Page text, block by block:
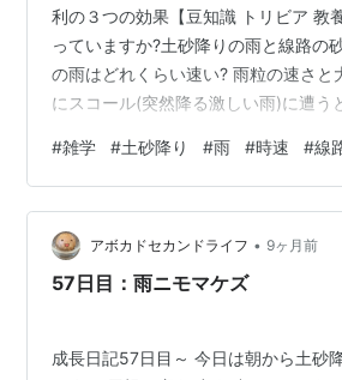
利の３つの効果【豆知識 トリビア 教
っていますか?土砂降りの雨と線路の
の雨はどれくらい速い? 雨粒の速さと
にスコール(突然降る激しい雨)に遭う
とても速く、強く降っているからです
直径:5mm(小豆くらいの大きさ)速度:
転車で全力で走るくらいの速さ) 雨粒
わる 小雨(直径0.4mm):時速5.8km(ゆ
普通の雨(直径0.8mm):時速11.8km…
#雑学 #土砂降り #雨 #時速 #線
アボカドセカンドライフ • 9ヶ月前
57日目：雨ニモマケズ